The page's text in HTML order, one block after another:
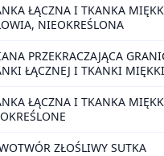
ŁĄCZNA I TKANKA
NIEOKREŚLONA
PRZEKRACZAJĄCA
ŁĄCZNEJ I TKANKI
ŁĄCZNA I TKANKA
ZŁOŚLIWY SUTKA